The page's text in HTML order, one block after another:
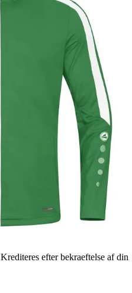
Krediteres efter bekraeftelse af din